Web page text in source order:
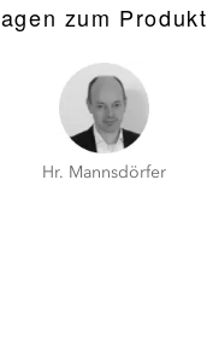
zum
Hr. Mannsdörfer